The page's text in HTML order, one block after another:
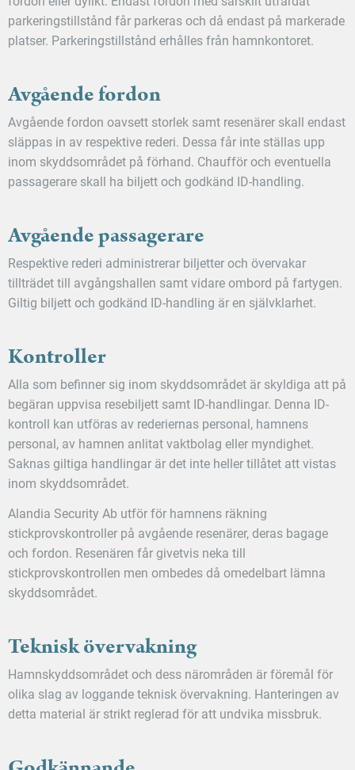
parkeringstillstånd får parkeras och då endast på markerade
platser. Parkeringstillstånd erhålles från hamnkontoret.
Avgående fordon
Avgående fordon oavsett storlek samt resenärer skall endast
släppas in av respektive rederi. Dessa får inte ställas upp
inom skyddsområdet på förhand. Chaufför och eventuella
passagerare skall ha biljett och godkänd ID-handling.
Avgående passagerare
Respektive rederi administrerar biljetter och övervakar
tillträdet till avgångshallen samt vidare ombord på fartygen.
Giltig biljett och godkänd ID-handling är en självklarhet.
Kontroller
Alla som befinner sig inom skyddsområdet är skyldiga att på
begäran uppvisa resebiljett samt ID-handlingar. Denna ID-
kontroll kan utföras av rederiernas personal, hamnens
personal, av hamnen anlitat vaktbolag eller myndighet.
Saknas giltiga handlingar är det inte heller tillåtet att vistas
inom skyddsområdet.
Alandia Security Ab utför för hamnens räkning
stickprovskontroller på avgående resenärer, deras bagage
och fordon. Resenären får givetvis neka till
stickprovskontrollen men ombedes då omedelbart lämna
skyddsområdet.
Teknisk övervakning
Hamnskyddsområdet och dess närområden är föremål för
olika slag av loggande teknisk övervakning. Hanteringen av
detta material är strikt reglerad för att undvika missbruk.